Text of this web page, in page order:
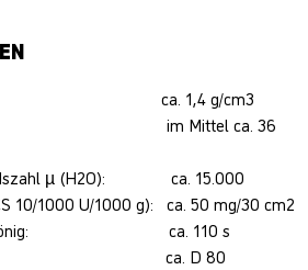
1,4 g/cm3
im Mittel ca. 36
µ (H2O): ca. 15.000
10/1000 U/1000 g): ca. 50 mg/30 cm2
König: ca. 110 s
(A/D): ca. D 80